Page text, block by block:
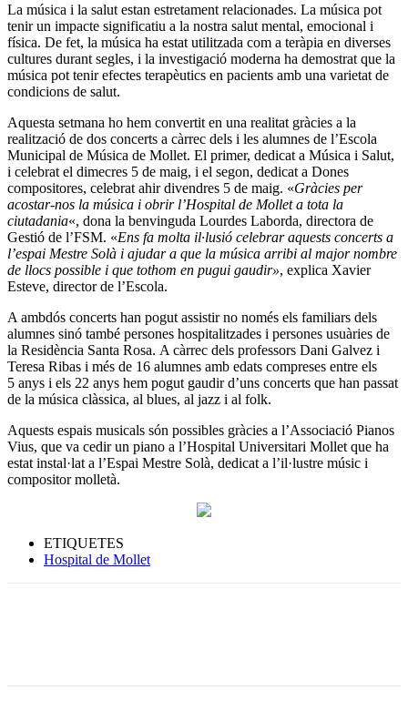
La música i la salut estan estretament relacionades. La música pot
tenir un impacte significatiu a la nostra salut mental, emocional i
física. De fet, la música ha estat utilitzada com a teràpia en diverses
cultures durant segles, i la investigació moderna ha demostrat que la
música pot tenir efectes terapèutics en pacients amb una varietat de
condicions de salut.
Aquesta setmana ho hem convertit en una realitat gràcies a la
realització de dos concerts a càrrec dels i les alumnes de l’Escola
Municipal de Música de Mollet. El primer, dedicat a Música i Salut,
i celebrat el dimecres 5 de maig, i el segon, dedicat a Dones
compositores, celebrat ahir divendres 5 de maig. «Gràcies per
acostar-nos la música i obrir l’Hospital de Mollet a tota la
ciutadania«, dona la benvinguda Lourdes Laborda, directora de
Gestió de l’FSM. «Ens fa molta il·lusió celebrar aquests concerts a
l’espai Mestre Solà i ajudar a que la música arribi al major nombre
de llocs possible i que tothom en pugui gaudir», explica Xavier
Esteve, director de l’Escola.
A ambdós concerts han pogut assistir no només els familiars dels
alumnes sinó també persones hospitalitzades i persones usuàries de
la Residència Santa Rosa. A càrrec dels professors Dani Galvez i
Teresa Ribas i més de 16 alumnes amb edats compreses entre els
5 anys i els 22 anys hem pogut gaudir d’uns concerts que han passat
de la música clàssica, al blues, al jazz i al folk.
Aquests espais musicals són possibles gràcies a l’Associació Pianos
Vius, que va cedir un piano a l’Hospital Universitari Mollet que ha
estat instal·lat a l’Espai Mestre Solà, dedicat a l’il·lustre músic i
compositor molletà.
ETIQUETES
Hospital de Mollet